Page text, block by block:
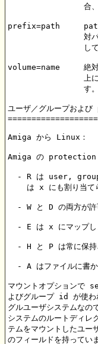
prefix=path	path が、AFFS パーティション上のシンボリックリンクの絶
対パ
して
volume=name	絶対パスを持つシンボリックリンクが AFFS パーティション
上に
ユーザ／グループおよ
Amiga から Linux：
Amiga の protection フ
- R は user,
は x にも割り当て
- W と D の両方が許
- E は x にマップし
- H と P は常に保持
- A はファイルに書か
マウントオプション
よびグループ id が使わ
グルユーザシステムなの
システムのルートディ
テムをマウントしたユ
のフィールドを持ってい